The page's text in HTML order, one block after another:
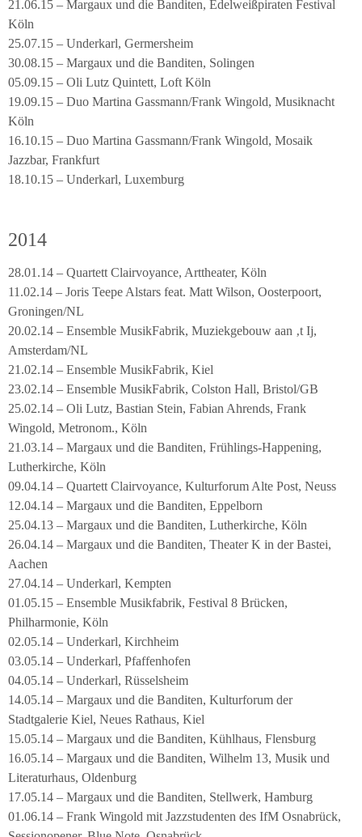
21.06.15 – Margaux und die Banditen, Edelweißpiraten Festival
Köln
25.07.15 – Underkarl, Germersheim
30.08.15 – Margaux und die Banditen, Solingen
05.09.15 – Oli Lutz Quintett, Loft Köln
19.09.15 – Duo Martina Gassmann/Frank Wingold, Musiknacht
Köln
16.10.15 – Duo Martina Gassmann/Frank Wingold, Mosaik
Jazzbar, Frankfurt
18.10.15 – Underkarl, Luxemburg
2014
28.01.14 – Quartett Clairvoyance, Arttheater, Köln
11.02.14 – Joris Teepe Alstars feat. Matt Wilson, Oosterpoort,
Groningen/NL
20.02.14 – Ensemble MusikFabrik, Muziekgebouw aan ‚t Ij,
Amsterdam/NL
21.02.14 – Ensemble MusikFabrik, Kiel
23.02.14 – Ensemble MusikFabrik, Colston Hall, Bristol/GB
25.02.14 – Oli Lutz, Bastian Stein, Fabian Ahrends, Frank
Wingold, Metronom., Köln
21.03.14 – Margaux und die Banditen, Frühlings-Happening,
Lutherkirche, Köln
09.04.14 – Quartett Clairvoyance, Kulturforum Alte Post, Neuss
12.04.14 – Margaux und die Banditen, Eppelborn
25.04.13 – Margaux und die Banditen, Lutherkirche, Köln
26.04.14 – Margaux und die Banditen, Theater K in der Bastei,
Aachen
27.04.14 – Underkarl, Kempten
01.05.15 – Ensemble Musikfabrik, Festival 8 Brücken,
Philharmonie, Köln
02.05.14 – Underkarl, Kirchheim
03.05.14 – Underkarl, Pfaffenhofen
04.05.14 – Underkarl, Rüsselsheim
14.05.14 – Margaux und die Banditen, Kulturforum der
Stadtgalerie Kiel, Neues Rathaus, Kiel
15.05.14 – Margaux und die Banditen, Kühlhaus, Flensburg
16.05.14 – Margaux und die Banditen, Wilhelm 13, Musik und
Literaturhaus, Oldenburg
17.05.14 – Margaux und die Banditen, Stellwerk, Hamburg
01.06.14 – Frank Wingold mit Jazzstudenten des IfM Osnabrück,